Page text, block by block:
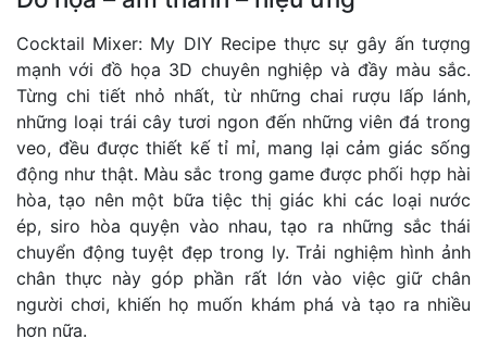
Cocktail Mixer: My DIY Recipe thực sự gây ấn tượng
mạnh với đồ họa 3D chuyên nghiệp và đầy màu sắc.
Từng chi tiết nhỏ nhất, từ những chai rượu lấp lánh,
những loại trái cây tươi ngon đến những viên đá trong
veo, đều được thiết kế tỉ mỉ, mang lại cảm giác sống
động như thật. Màu sắc trong game được phối hợp hài
hòa, tạo nên một bữa tiệc thị giác khi các loại nước
ép, siro hòa quyện vào nhau, tạo ra những sắc thái
chuyển động tuyệt đẹp trong ly. Trải nghiệm hình ảnh
chân thực này góp phần rất lớn vào việc giữ chân
người chơi, khiến họ muốn khám phá và tạo ra nhiều
hơn nữa.